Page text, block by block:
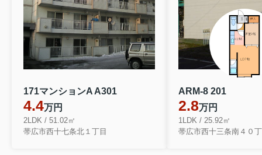
171マンションA A301
4.4万円
2LDK / 51.02㎡
帯広市西十七条北１丁目
ARM-8 201
2.8万円
1LDK / 25.92㎡
帯広市西十三条南４０